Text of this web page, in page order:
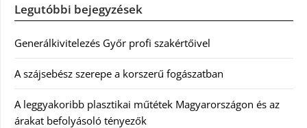
Legutóbbi bejegyzések
Generálkivitelezés Győr profi szakértőivel
A szájsebész szerepe a korszerű fogászatban
A leggyakoribb plasztikai műtétek Magyarországon és az
árakat befolyásoló tényezők